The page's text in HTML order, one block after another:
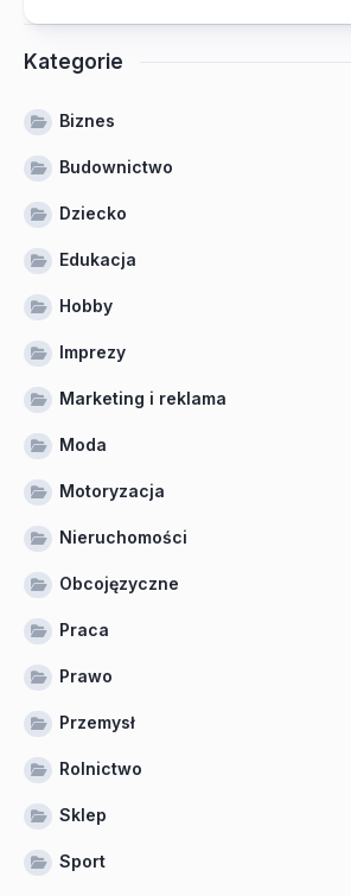
Kategorie
Biznes
Budownictwo
Dziecko
Edukacja
Hobby
Imprezy
Marketing i reklama
Moda
Motoryzacja
Nieruchomości
Obcojęzyczne
Praca
Prawo
Przemysł
Rolnictwo
Sklep
Sport